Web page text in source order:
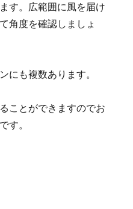
す。広範囲に風を届け
角度を確認しましょ
にも複数あります。
ことができますのでお
す。